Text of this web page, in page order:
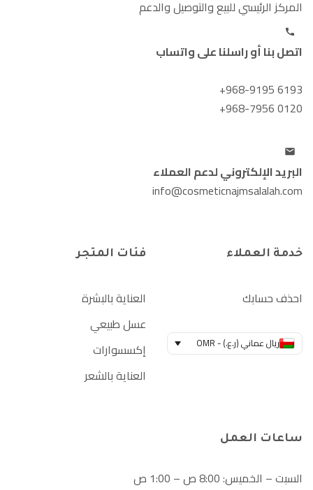
المركز الرئيسي للبيع والتوصيل والدعم
اتصل بنا أو راسلنا على واتساب
+968-9195 6193
+968-7956 0120
البريد الإلكتروني لدعم العملاء
info@cosmeticnajmsalalah.com
خدمة العملاء
احذف حسابك
ريال عماني (ر.ع.) - OMR
فئات المتجر
العناية بالبشرة
عسل طبيعي
إكسسوارات
العناية بالشعر
ساعات العمل
السبت – الخميس: 8:00 ص – 1:00 ص